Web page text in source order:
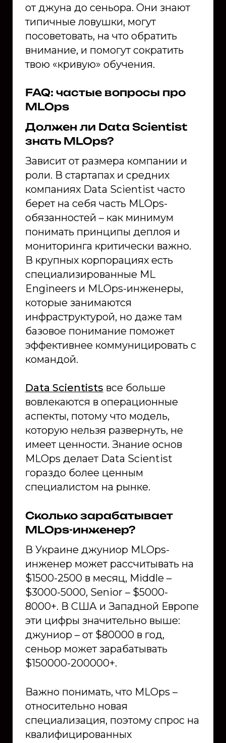
от джуна до сеньора. Они знают
типичные ловушки, могут
посоветовать, на что обратить
внимание, и помогут сократить
твою «кривую» обучения.
FAQ: частые вопросы про
MLOps
Должен ли Data Scientist
знать MLOps?
Зависит от размера компании и
роли. В стартапах и средних
компаниях Data Scientist часто
берет на себя часть MLOps-
обязанностей – как минимум
понимать принципы деплоя и
мониторинга критически важно.
В крупных корпорациях есть
специализированные ML
Engineers и MLOps-инженеры,
которые занимаются
инфраструктурой, но даже там
базовое понимание поможет
эффективнее коммуницировать с
командой.
Data Scientists все больше
вовлекаются в операционные
аспекты, потому что модель,
которую нельзя развернуть, не
имеет ценности. Знание основ
MLOps делает Data Scientist
гораздо более ценным
специалистом на рынке.
Сколько зарабатывает
MLOps-инженер?
В Украине джуниор MLOps-
инженер может рассчитывать на
$1500-2500 в месяц, Middle –
$3000-5000, Senior – $5000-
8000+. В США и Западной Европе
эти цифры значительно выше:
джуниор – от $80000 в год,
сеньор может зарабатывать
$150000-200000+.
Важно понимать, что MLOps –
относительно новая
специализация, поэтому спрос на
квалифицированных